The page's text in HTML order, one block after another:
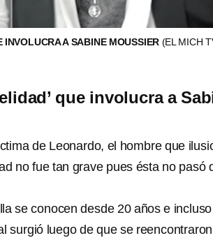
A SABINE MOUSSIER (EL MICH
que involucra a
de Leonardo, el hombre que
no fue tan grave pues ésta no pasó
se conocen desde 20 años e incluso
surgió luego de que se